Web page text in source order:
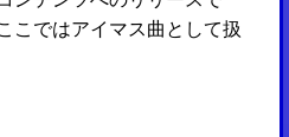
こではアイマス曲として扱